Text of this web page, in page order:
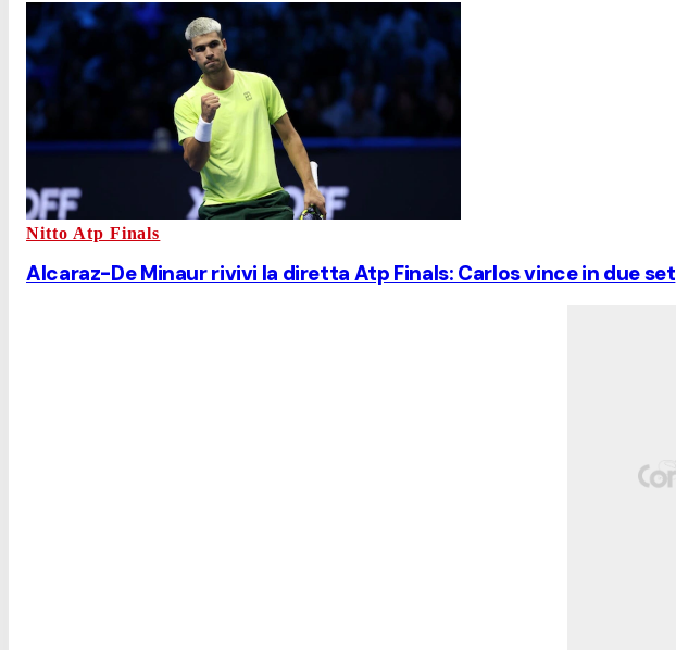
Nitto Atp Finals
Alcaraz-De Minaur rivivi la diretta Atp Finals: Carlos vince in due set